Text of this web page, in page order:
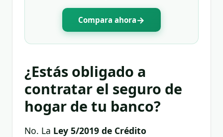
Compara ahora→
¿Estás obligado a
contratar el seguro de
hogar de tu banco?
No. La Ley 5/2019 de Crédito